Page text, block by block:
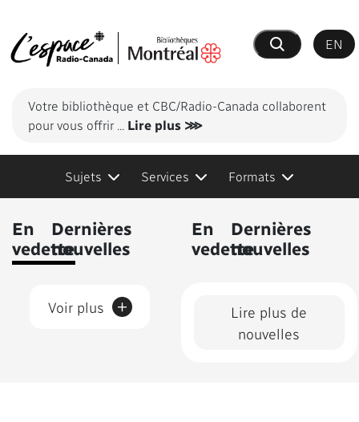
Recherche
EN
Votre bibliothèque et CBC/Radio-Canada collaborent
pour vous offrir ... Lire plus ⋙
Sujets Services Formats
En
vedette
Dernières
nouvelles
Lire plus de
nouvelles
En
vedette
Dernières
nouvelles
Voir plus +